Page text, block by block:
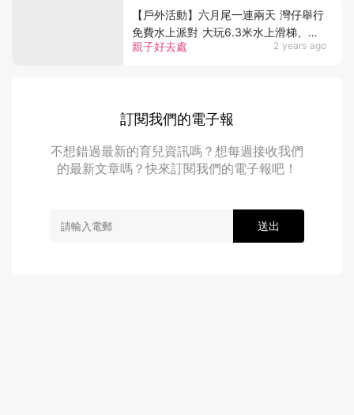
親子好去處 2 years ago
【戶外活動】六月尾一連兩天 灣仔舉行
免費水上派對 大玩6.3米水上滑梯、水
上風火輪「轆」過維港
訂閱我們的電子報
不想錯過最新的育兒資訊嗎？想每週接收我們
的最新文章嗎？快來訂閱我們的電子報吧！
送出